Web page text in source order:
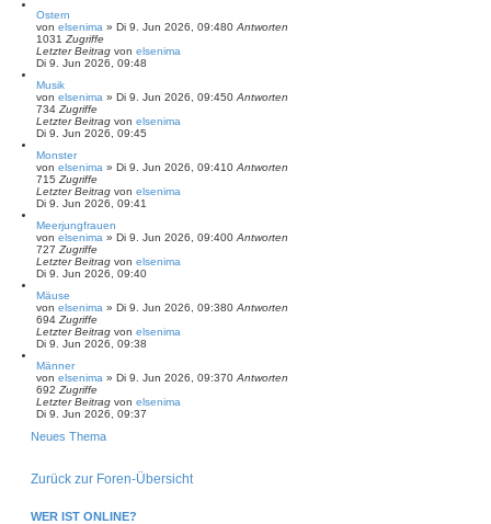
Ostern
von elsenima » Di 9. Jun 2026, 09:480 Antworten
1031 Zugriffe
Letzter Beitrag von elsenima
Di 9. Jun 2026, 09:48
Musik
von elsenima » Di 9. Jun 2026, 09:450 Antworten
734 Zugriffe
Letzter Beitrag von elsenima
Di 9. Jun 2026, 09:45
Monster
von elsenima » Di 9. Jun 2026, 09:410 Antworten
715 Zugriffe
Letzter Beitrag von elsenima
Di 9. Jun 2026, 09:41
Meerjungfrauen
von elsenima » Di 9. Jun 2026, 09:400 Antworten
727 Zugriffe
Letzter Beitrag von elsenima
Di 9. Jun 2026, 09:40
Mäuse
von elsenima » Di 9. Jun 2026, 09:380 Antworten
694 Zugriffe
Letzter Beitrag von elsenima
Di 9. Jun 2026, 09:38
Männer
von elsenima » Di 9. Jun 2026, 09:370 Antworten
692 Zugriffe
Letzter Beitrag von elsenima
Di 9. Jun 2026, 09:37
Neues Thema
Zurück zur Foren-Übersicht
WER IST ONLINE?